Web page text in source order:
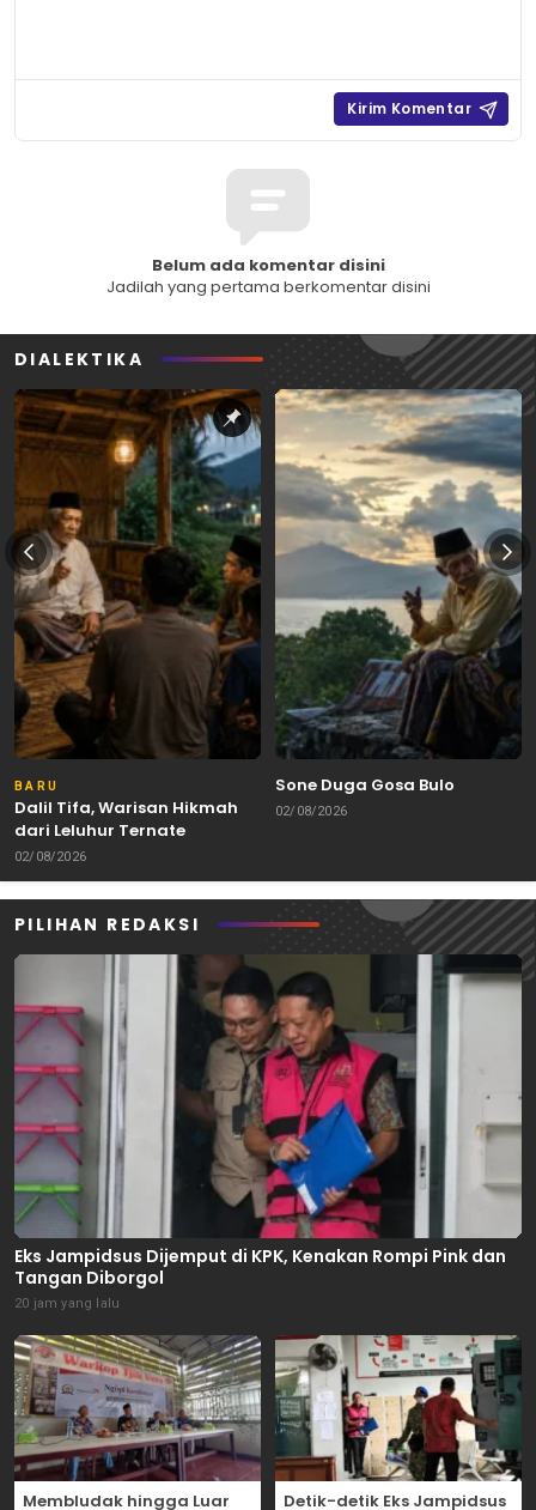
Belum ada komentar disini
Jadilah yang pertama berkomentar disini
DIALEKTIKA
BARU
Dalil Tifa, Warisan Hikmah
dari Leluhur Ternate
02/08/2026
Sone Duga Gosa Bulo
02/08/2026
PILIHAN REDAKSI
Eks Jampidsus Dijemput di KPK, Kenakan Rompi Pink dan
Tangan Diborgol
20 jam yang lalu
Membludak hingga Luar Detik-detik Eks Jampidsus